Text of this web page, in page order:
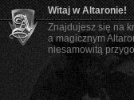
Witaj w Altaronie!
Znajdujesz się na
a magicznym
niesamowitą